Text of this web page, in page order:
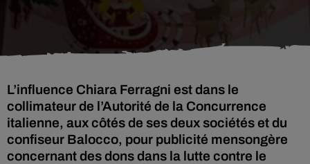
L’influence Chiara Ferragni est dans le
collimateur de l’Autorité de la Concurrence
italienne, aux côtés de ses deux sociétés et du
confiseur Balocco, pour publicité mensongère
concernant des dons dans la lutte contre le